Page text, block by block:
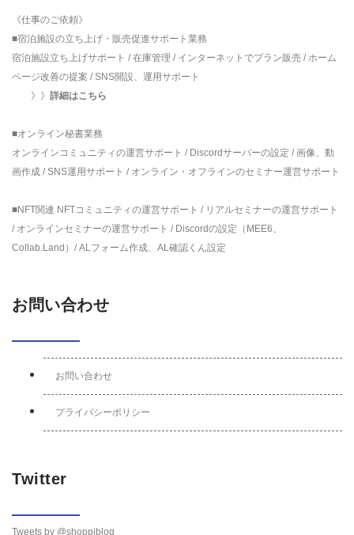
《仕事のご依頼》
■宿泊施設の立ち上げ・販売促進サポート業務
宿泊施設立ち上げサポート / 在庫管理 / インターネットでプラン販売 / ホーム
ページ改善の提案 / SNS開設、運用サポート
》》 詳細はこちら
■オンライン秘書業務
オンラインコミュニティの運営サポート / Discordサーバーの設定 / 画像、動
画作成 / SNS運用サポート / オンライン・オフラインのセミナー運営サポート
■NFT関連 NFTコミュニティの運営サポート / リアルセミナーの運営サポート
/ オンラインセミナーの運営サポート / Discordの設定（MEE6、
Collab.Land）/ ALフォーム作成、AL確認くん設定
お問い合わせ
お問い合わせ
プライバシーポリシー
Twitter
Tweets by @shoppiblog